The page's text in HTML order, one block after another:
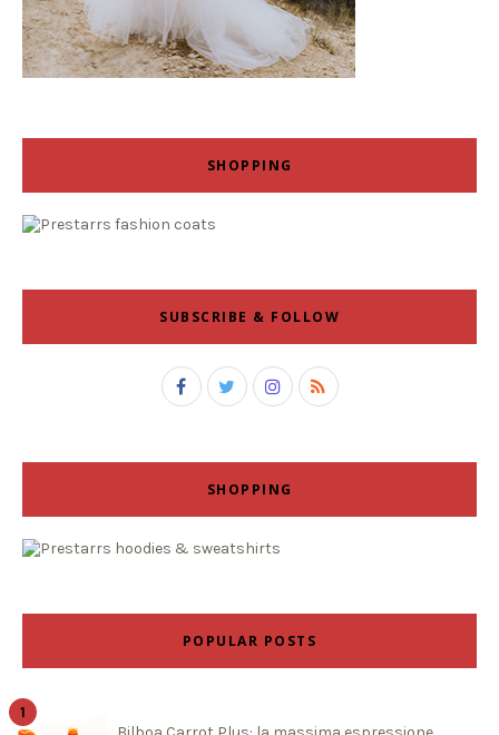
SHOPPING
SUBSCRIBE & FOLLOW
SHOPPING
POPULAR POSTS